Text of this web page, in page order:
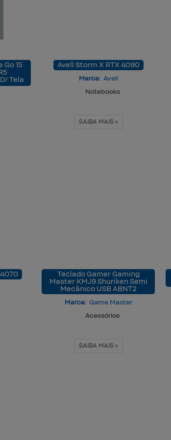
15
Tela
Avell Storm X RTX 4090
Marca: Avell
Notebooks
SAIBA MAIS +
Teclado Gamer Gaming
Master KMJ9 Shuriken Semi
Mecânico USB ABNT2
Marca: Game Master
Acessórios
SAIBA MAIS +